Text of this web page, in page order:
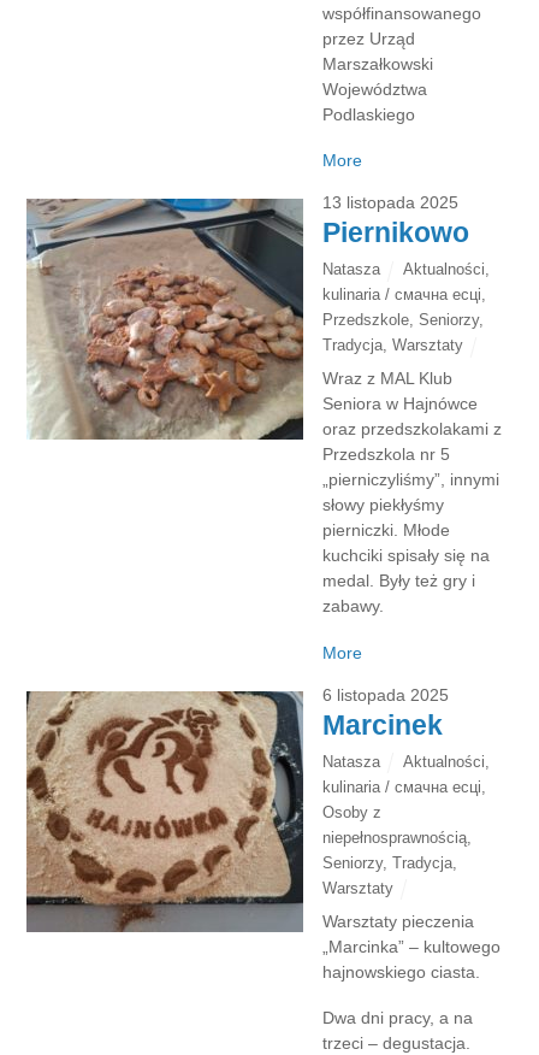
współfinansowanego
przez Urząd
Marszałkowski
Województwa
Podlaskiego
More
13 listopada 2025
Piernikowo
Natasza Aktualności,
kulinaria / смачна есці,
Przedszkole,Seniorzy,
Tradycja,Warsztaty
Wraz z MAL Klub
Seniora w Hajnówce
oraz przedszkolakami z
Przedszkola nr 5
„pierniczyliśmy”, innymi
słowy piekłyśmy
pierniczki. Młode
kuchciki spisały się na
medal. Były też gry i
zabawy.
More
6 listopada 2025
Marcinek
Natasza Aktualności,
kulinaria / смачна есці,
Osoby z
niepełnosprawnością,
Seniorzy,Tradycja,
Warsztaty
Warsztaty pieczenia
„Marcinka” – kultowego
hajnowskiego ciasta.
Dwa dni pracy, a na
trzeci – degustacja.